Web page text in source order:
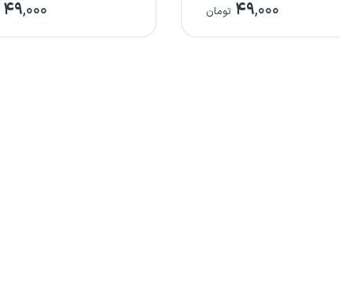
عمومی) ۴۹,۰۰۰ تومان ۴۹,۰۰۰